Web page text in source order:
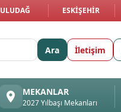
ULUDAĞ ESKIŞEHIR
Ara İletişim
MEKANLAR
2027 Yılbaşı Mekanları